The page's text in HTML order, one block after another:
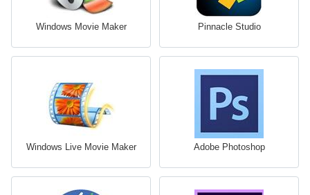
Windows Movie Maker Pinnacle Studio
Windows Live Movie Maker Adobe Photoshop